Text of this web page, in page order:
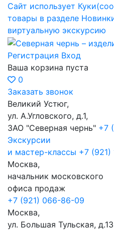
Сайт использует
товары в разделе
виртуальную экскурсию
Великий Устюг,
ул. А.Угловского, д.1,
ЗАО "Северная чернь" +7
Экскурсии
и мастер-классы +7 (921)
Москва,
начальник московского
офиса продаж
+7 (921) 066-86-09
Москва,
ул. Большая Тульская, д.13
Регистрация Вход
Ваша корзина пуста
0
Заказать звонок